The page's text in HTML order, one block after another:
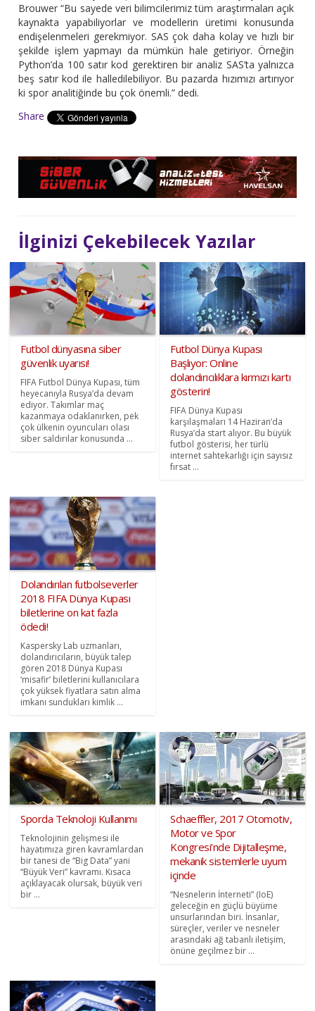
Brouwer “Bu sayede veri bilimcilerimiz tüm araştırmaları açık
kaynakta yapabiliyorlar ve modellerin üretimi konusunda
endişelenmeleri gerekmiyor. SAS çok daha kolay ve hızlı bir
şekilde işlem yapmayı da mümkün hale getiriyor. Örneğin
Python’da 100 satır kod gerektiren bir analiz SAS’ta yalnızca
beş satır kod ile halledilebiliyor. Bu pazarda hızımızı artırıyor
ki spor analitiğinde bu çok önemli.” dedi.
Share
İlginizi Çekebilecek Yazılar
Futbol dünyasına siber
güvenlik uyarısı!
FIFA Futbol Dünya Kupası, tüm
heyecanıyla Rusya’da devam
ediyor. Takımlar maç
kazanmaya odaklanırken, pek
çok ülkenin oyuncuları olası
siber saldırılar konusunda ...
Futbol Dünya Kupası
Başlıyor: Online
dolandırıcılıklara kırmızı kartı
gösterin!
FIFA Dünya Kupası
karşılaşmaları 14 Haziran’da
Rusya’da start alıyor. Bu büyük
futbol gösterisi, her türlü
internet sahtekarlığı için sayısız
fırsat ...
Dolandırılan futbolseverler
2018 FIFA Dünya Kupası
biletlerine on kat fazla
ödedi!
Kaspersky Lab uzmanları,
dolandırıcıların, büyük talep
gören 2018 Dünya Kupası
‘misafir’ biletlerini kullanıcılara
çok yüksek fiyatlara satın alma
imkanı sundukları kimlik ...
Sporda Teknoloji Kullanımı
Teknolojinin gelişmesi ile
hayatımıza giren kavramlardan
bir tanesi de “Big Data” yani
“Büyük Veri” kavramı. Kısaca
açıklayacak olursak, büyük veri
bir ...
Schaeffler, 2017 Otomotiv,
Motor ve Spor
Kongresi’nde Dijitalleşme,
mekanik sistemlerle uyum
içinde
“Nesnelerin İnterneti” (IoE)
geleceğin en güçlü büyüme
unsurlarından biri. İnsanlar,
süreçler, veriler ve nesneler
arasındaki ağ tabanlı iletişim,
önüne geçilmez bir ...